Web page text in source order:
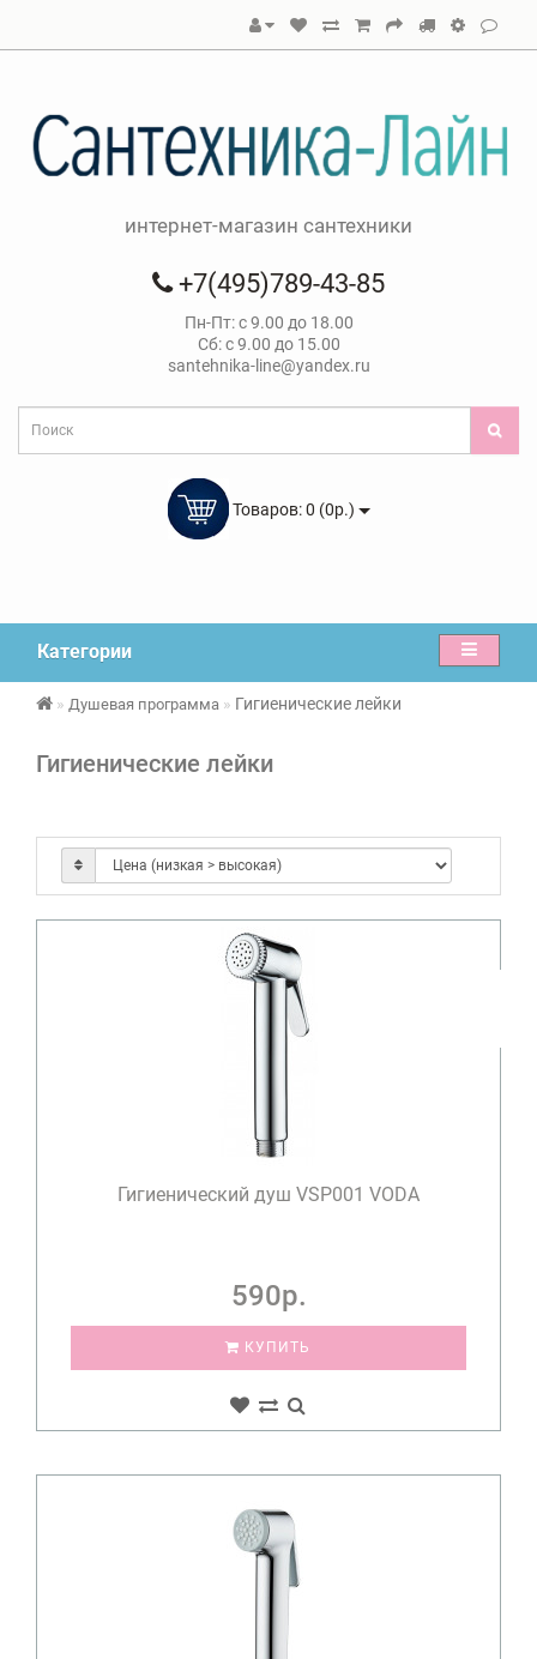
интернет-магазин сантехники
+7(495)789-43-85
Пн-Пт: с 9.00 до 18.00
Сб: с 9.00 до 15.00
santehnika-line@yandex.ru
Товаров: 0 (0р.)
Категории
Душевая программа Гигиенические лейки
Гигиенические лейки
Гигиенический душ VSP001 VODA
590р.
КУПИТЬ